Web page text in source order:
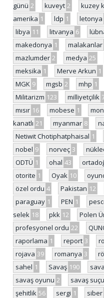
günü 2 kuveyt 2 kuzey
amerika 1 ldp 1 letonya
libya 11 litvanya 6
makedonya 1 malakanlar
mazlumder 2 medya 25
meksika 1 Merve Arkun 1
MGK 9 mgsb 2 mhp 1
Militarizm 123 milliyetçilik
mısır 16 mobese 1
kanatlı 21 myanmar 8
Netiwit Chotiphatphaisal 1
nobel 9 norveç 3
ODTÜ 1 ohal 43
otorite 1 Oyak 10
özel ordu 4 Pakistan 12
paraguay 1 PEN 1
selek 18 pkk 12 Polen
profesyonel ordu 22
raporlama 1 report 3
rojava 39 romanya 3
sahel 1 Savaş 190
savaş oyunu 2 savaş suçu
şehitlik 56 sergi 1 siber